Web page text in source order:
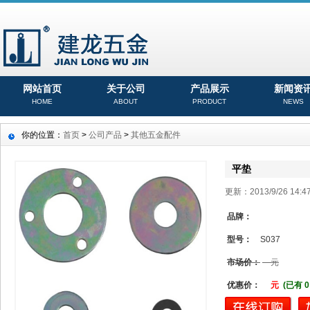
网站首页
HOME
关于公司
ABOUT
产品展示
PRODUCT
新闻资
NEWS
你的位置： 首页 > 公司产品 > 其他五金配件
平垫
更新：2013/9/26
品牌：
型号： S037
市场价： 元
优惠价： 元 (已有